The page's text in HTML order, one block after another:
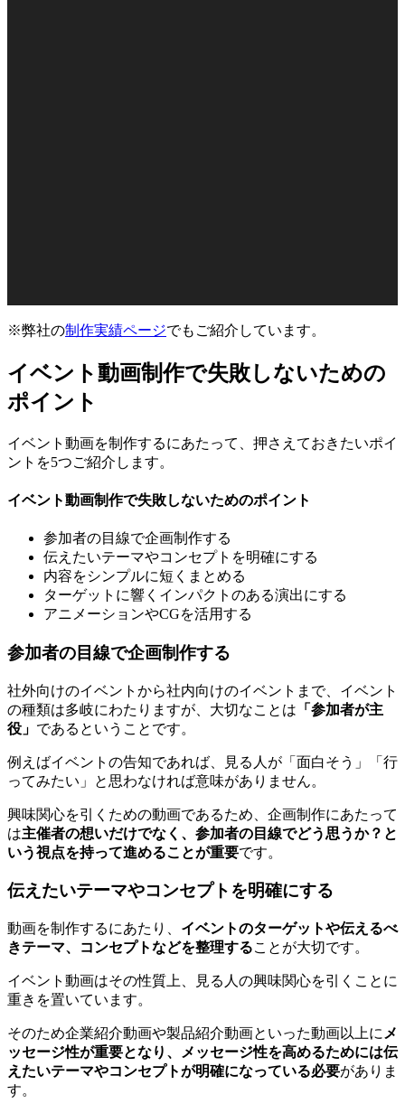
※弊社の制作実績ページでもご紹介しています。
イベント動画制作で失敗しないための
ポイント
イベント動画を制作するにあたって、押さえておきたいポイ
ントを5つご紹介します。
イベント動画制作で失敗しないためのポイント
参加者の目線で企画制作する
伝えたいテーマやコンセプトを明確にする
内容をシンプルに短くまとめる
ターゲットに響くインパクトのある演出にする
アニメーションやCGを活用する
参加者の目線で企画制作する
社外向けのイベントから社内向けのイベントまで、イベント
の種類は多岐にわたりますが、大切なことは 「参加者が主
役」 であるということです。
例えばイベントの告知であれば、見る人が「面白そう」「行
ってみたい」と思わなければ意味がありません。
興味関心を引くための動画であるため、企画制作にあたって
は主催者の想いだけでなく、参加者の目線でどう思うか？と
いう視点を持って進めることが重要です。
伝えたいテーマやコンセプトを明確にする
動画を制作するにあたり、 イベントのターゲットや伝えるべ
きテーマ、コンセプトなどを整理することが大切です。
イベント動画はその性質上、見る人の興味関心を引くことに
重きを置いています。
そのため企業紹介動画や製品紹介動画といった動画以上に メ
ッセージ性が重要となり、メッセージ性を高めるためには伝
えたいテーマやコンセプトが明確になっている必要がありま
す。